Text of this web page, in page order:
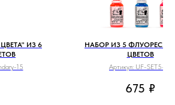
ИЗ 6
15
НАБОР ИЗ 5
ЦВЕТОВ
Артикул: UF-SET5-15
675 ₽